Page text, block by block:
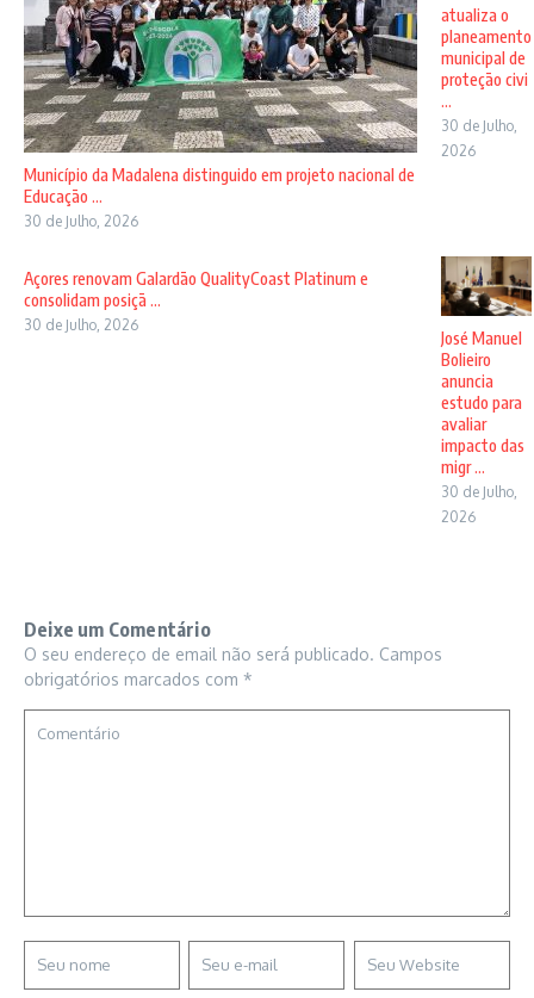
Município da Madalena distinguido em projeto nacional de
Educação ...
30 de Julho, 2026
atualiza o
planeamento
municipal de
proteção civi
...
30 de Julho,
2026
Açores renovam Galardão QualityCoast Platinum e
consolidam posiçã ...
30 de Julho, 2026
José Manuel
Bolieiro
anuncia
estudo para
avaliar
impacto das
migr ...
30 de Julho,
2026
Deixe um Comentário
O seu endereço de email não será publicado. Campos
obrigatórios marcados com *